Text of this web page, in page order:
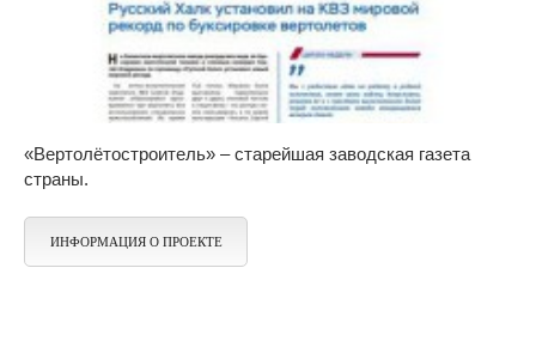
«Вертолётостроитель» – старейшая заводская газета
страны.
ИНФОРМАЦИЯ О ПРОЕКТЕ